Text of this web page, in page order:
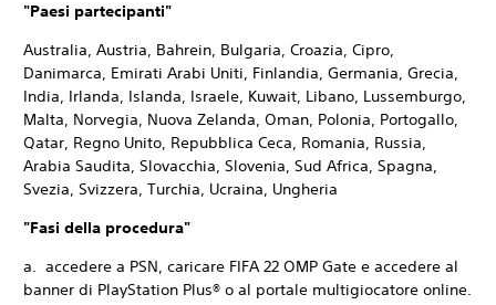
"Paesi partecipanti"
Australia, Austria, Bahrein, Bulgaria, Croazia, Cipro,
Danimarca, Emirati Arabi Uniti, Finlandia, Germania, Grecia,
India, Irlanda, Islanda, Israele, Kuwait, Libano, Lussemburgo,
Malta, Norvegia, Nuova Zelanda, Oman, Polonia, Portogallo,
Qatar, Regno Unito, Repubblica Ceca, Romania, Russia,
Arabia Saudita, Slovacchia, Slovenia, Sud Africa, Spagna,
Svezia, Svizzera, Turchia, Ucraina, Ungheria
"Fasi della procedura"
a. accedere a PSN, caricare FIFA 22 OMP Gate e accedere al
banner di PlayStation Plus® o al portale multigiocatore online.